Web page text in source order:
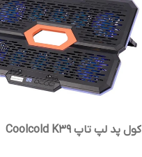
کول پد لپ تاپ Coolcold K39